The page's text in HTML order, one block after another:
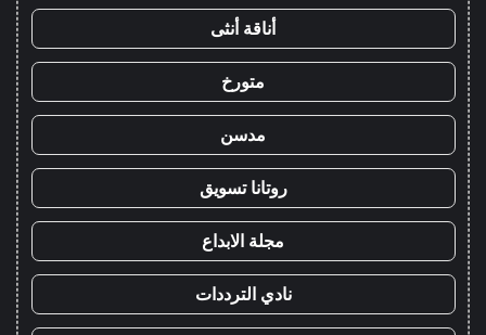
أناقة أنثى
متورخ
مدسن
روتانا تسويق
مجلة الابداع
نادي الترددات